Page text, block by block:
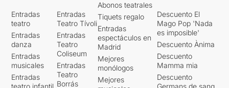
Entradas
teatro
Entradas
danza
Entradas
musicales
Entradas
Entradas
Teatro Tívoli
Entradas
Teatro
Coliseum
Entradas
Teatro
Borrás
Abonos teatrales
Tiquets regalo
Entradas
espectáculos en
Madrid
Mejores
monólogos
Mejores
Descuento El
Mago Pop 'Nada
es imposible'
Descuento Ànima
Descuento
Mamma mia
Descuento